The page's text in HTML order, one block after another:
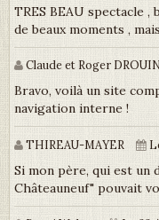
TRES BEAU spectacle
de beaux moments ,
Claude et Roger
Bravo, voilà un site
navigation interne !
THIREAU-MAYER
Si mon père, qui est un
Châteauneuf" pouvait